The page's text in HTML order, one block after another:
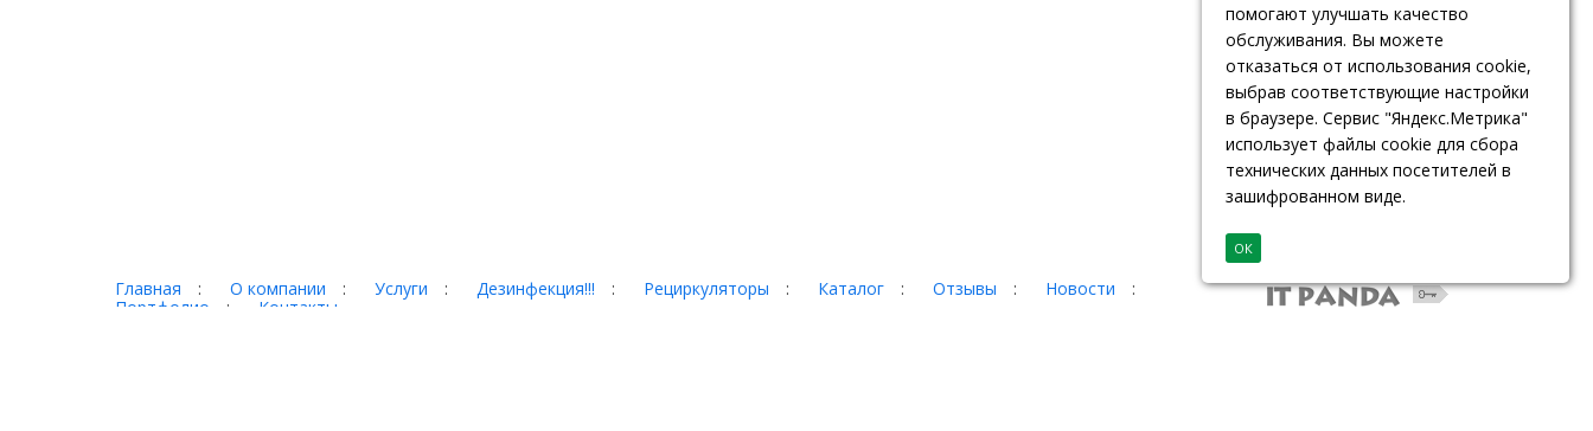
Главная : О компании : Услуги : Дезинфекция!!! : Рециркуляторы : Каталог : Отзывы : Новости
:
Портфолио
:
Контакты
помогают улучшать качество
обслуживания. Вы можете
отказаться от использования cookie,
выбрав соответствующие настройки
в браузере. Сервис "Яндекс.Метрика"
использует файлы cookie для сбора
технических данных посетителей в
зашифрованном виде.
ОК